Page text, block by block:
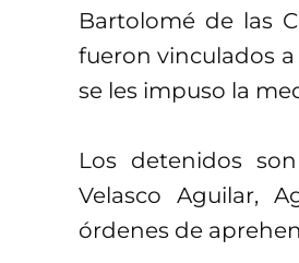
Bartolomé de las
fueron vinculados
se les impuso la
Los detenidos
Velasco Aguilar,
órdenes de